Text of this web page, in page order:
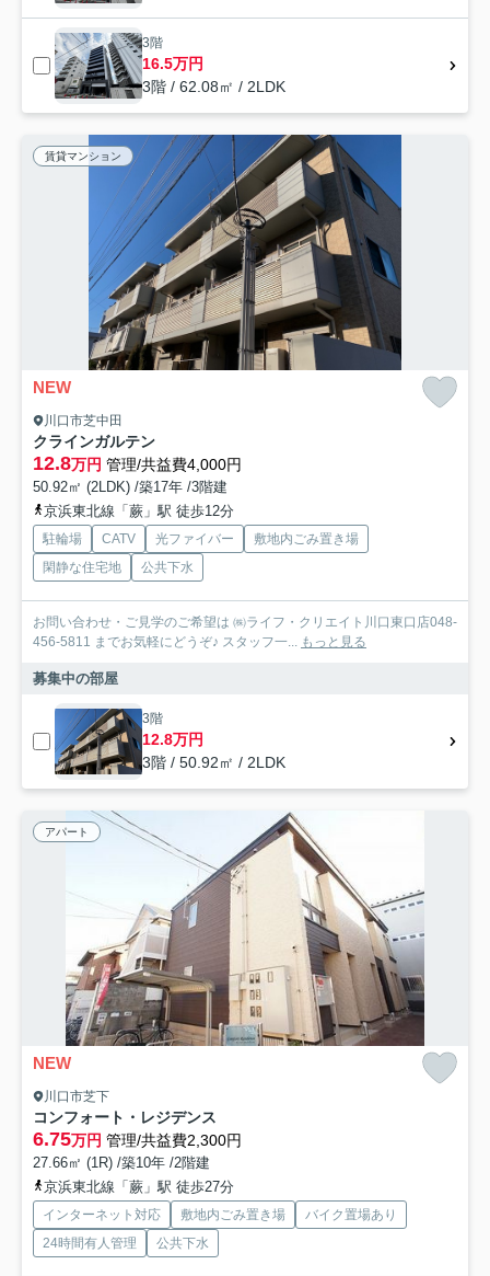
3階
16.5万円
3階 / 62.08㎡ / 2LDK
賃貸マンション
NEW
川口市芝中田
クラインガルテン
12.8万円 管理/共益費4,000円
50.92㎡ (2LDK) /築17年 /3階建
京浜東北線「蕨」駅 徒歩12分
駐輪場 CATV 光ファイバー
敷地内ごみ置き場
閑静な住宅地
公共下水
お問い合わせ・ご見学のご希望は ㈱ライフ・クリエイト川口東口店048-
456-5811 までお気軽にどうぞ♪ スタッフ一... もっと見る
募集中の部屋
3階
12.8万円
3階 / 50.92㎡ / 2LDK
アパート
NEW
川口市芝下
コンフォート・レジデンス
6.75万円 管理/共益費2,300円
27.66㎡ (1R) /築10年 /2階建
京浜東北線「蕨」駅 徒歩27分
インターネット対応 敷地内ごみ置き場
バイク置場あり
24時間有人管理
公共下水